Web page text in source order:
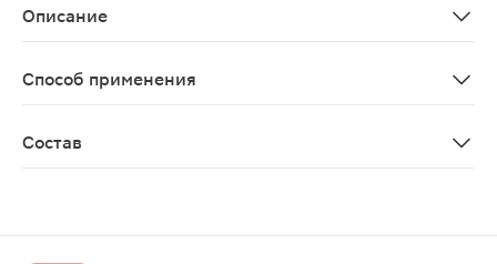
Описание
Способ применения
Состав